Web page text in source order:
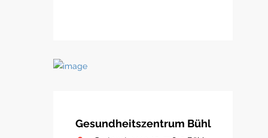
Gesundheitszentrum Bühl